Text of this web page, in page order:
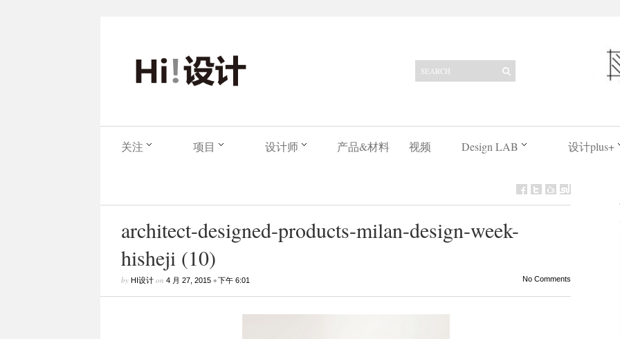
关注 项目 设计师 产品&材料 视频 Design LAB 设计plus+
architect-designed-products-milan-design-week-
hisheji (10)
by HI设计on 4 月 27, 2015•下午 6:01 No Comments